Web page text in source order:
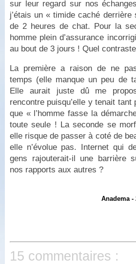
sur leur regard sur nos
j’étais un « timide caché
de 2 heures de chat. Pour la
homme plein d’assurance
au bout de 3 jours ! Quel
La première a raison de ne
temps (elle manque un peu de
Elle aurait juste dû me
rencontre puisqu’elle y tenait tant
que « l’homme fasse la
toute seule ! La seconde se
elle risque de passer à coté de
elle n’évolue pas. Internet qui
gens rajouterait-il une barrière
nos rapports aux autres ?
Anadema -
15 commentaires :